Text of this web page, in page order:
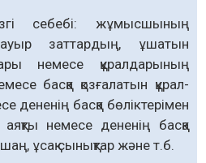
себебі: жұмысшының
ауыр заттардың, ұшатын
немесе құралдарының
басқа қозғалатын құрал-
дененің басқа бөліктерімен
немесе дененің басқа
ұсақ сынықтар және т.б.